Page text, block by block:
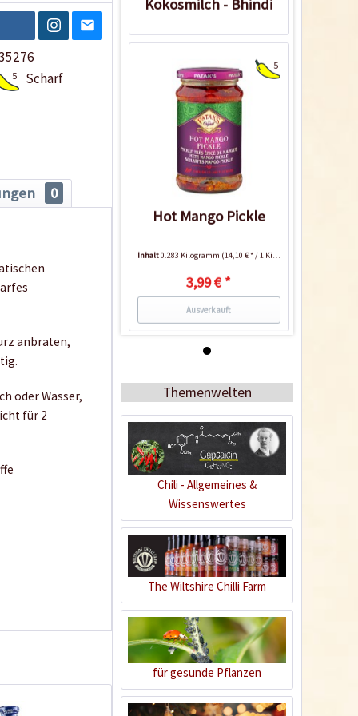
5 Scharf
0
anbraten,
oder Wasser,
für 2
Kokosmilch - Bhindi
5
Hot Mango Pickle
Inhalt0.283 Kilogramm (14,10 € * / 1 Kilogramm)
3,99 € *
Ausverkauft
Okra-Curry mit
Kokosmilch - Bhindi
Sabzi
Themenwelten
Chili - Allgemeines &
Wissenswertes
The Wiltshire Chilli Farm
für gesunde Pflanzen